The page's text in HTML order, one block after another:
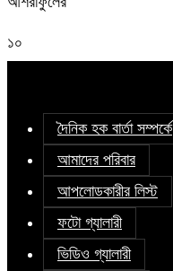
১০
দৈনিক হক বার্তা সম্পর্কে
আমাদের পরিবার
আপলোডকারীর লিস্ট
ফটো গ্যালারী
ভিডিও গ্যালারী